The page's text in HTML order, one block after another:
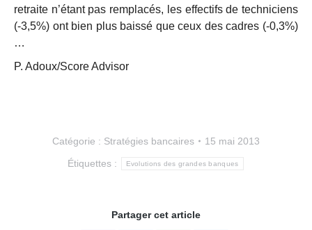
retraite n’étant pas remplacés, les effectifs de techniciens
(-3,5%) ont bien plus baissé que ceux des cadres (-0,3%)
…
P. Adoux/Score Advisor
Catégorie : Stratégies bancaires 15 mai 2013
Étiquettes : Evolutions des grandes banques
Partager cet article